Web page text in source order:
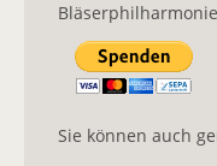
Sie können auch